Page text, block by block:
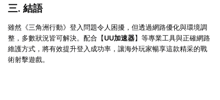
三. 結語
雖然《三角洲行動》登入問題令人困擾，但透過網路優化與環境調
整，多數狀況皆可解決。配合【UU加速器】等專業工具與正確網路
維護方式，將有效提升登入成功率，讓海外玩家暢享這款精采的戰
術射擊遊戲。